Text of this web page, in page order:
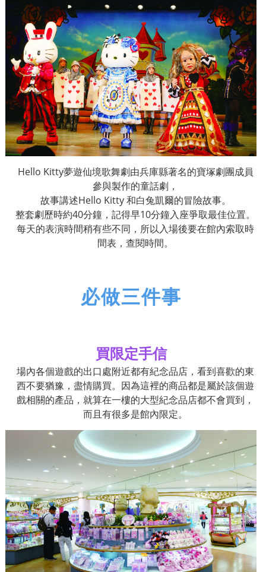
Hello Kitty夢遊仙境歌舞劇由兵庫縣著名的寶塚劇團成員
參與製作的童話劇，
故事講述Hello Kitty和白兔凱爾的冒險故事。
整套劇歷時約40分鐘，記得早10分鐘入座爭取最佳位置。
每天的表演時間稍有些不同，所以入場後要在館內索取時
間表，查閱時間。
必做三件事
買限定手信
場內各個遊戲的出口處附近都有紀念品店，看到喜歡的東
西不要猶豫，盡情購買。因為這裡的商品都是屬於該個遊
戲相關的產品，就算在一樓的大型紀念品店都不會買到，
而且有很多是館內限定。